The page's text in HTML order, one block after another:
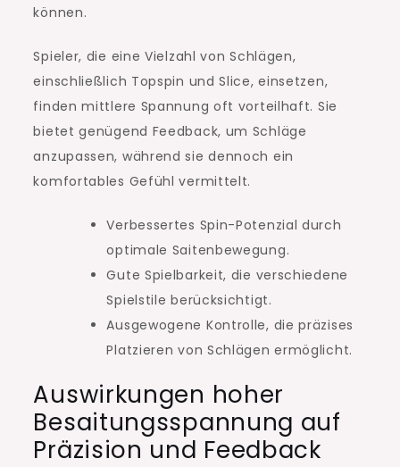
können.
Spieler, die eine Vielzahl von Schlägen,
einschließlich Topspin und Slice, einsetzen,
finden mittlere Spannung oft vorteilhaft. Sie
bietet genügend Feedback, um Schläge
anzupassen, während sie dennoch ein
komfortables Gefühl vermittelt.
Verbessertes Spin-Potenzial durch
optimale Saitenbewegung.
Gute Spielbarkeit, die verschiedene
Spielstile berücksichtigt.
Ausgewogene Kontrolle, die präzises
Platzieren von Schlägen ermöglicht.
Auswirkungen hoher
Besaitungsspannung auf
Präzision und Feedback